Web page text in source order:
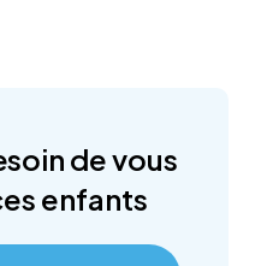
devous
enfants